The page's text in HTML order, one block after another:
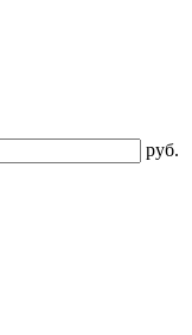
руб.